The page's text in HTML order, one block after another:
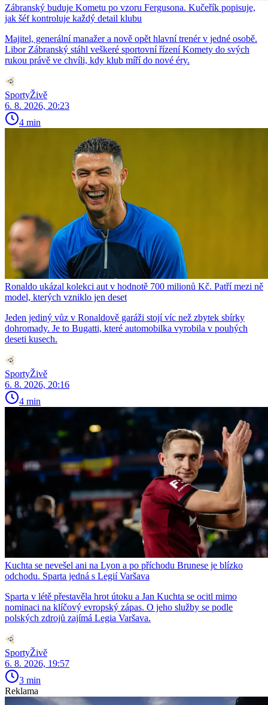
Zábranský buduje Kometu po vzoru Fergusona. Kučeřík popisuje,
jak šéf kontroluje každý detail klubu
Majitel, generální manažer a nově opět hlavní trenér v jedné osobě.
Libor Zábranský stáhl veškeré sportovní řízení Komety do svých
rukou právě ve chvíli, kdy klub míří do nové éry.
SportyŽivě
6. 8. 2026, 20:23
4 min
Ronaldo ukázal kolekci aut v hodnotě 700 milionů Kč. Patří mezi ně
model, kterých vzniklo jen deset
Jeden jediný vůz v Ronaldově garáži stojí víc než zbytek sbírky
dohromady. Je to Bugatti, které automobilka vyrobila v pouhých
deseti kusech.
SportyŽivě
6. 8. 2026, 20:16
4 min
Kuchta se nevešel ani na Lyon a po příchodu Brunese je blízko
odchodu. Sparta jedná s Legií Varšava
Sparta v létě přestavěla hrot útoku a Jan Kuchta se ocitl mimo
nominaci na klíčový evropský zápas. O jeho služby se podle
polských zdrojů zajímá Legia Varšava.
SportyŽivě
6. 8. 2026, 19:57
3 min
Reklama